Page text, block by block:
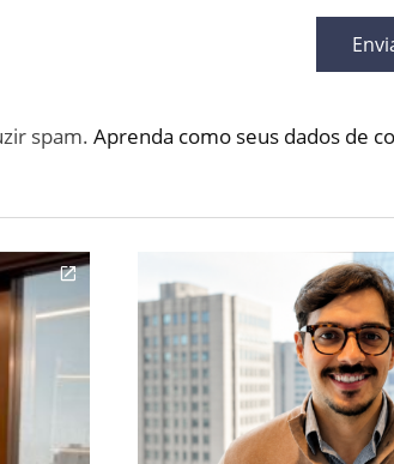
spam. Aprenda como seus dados de